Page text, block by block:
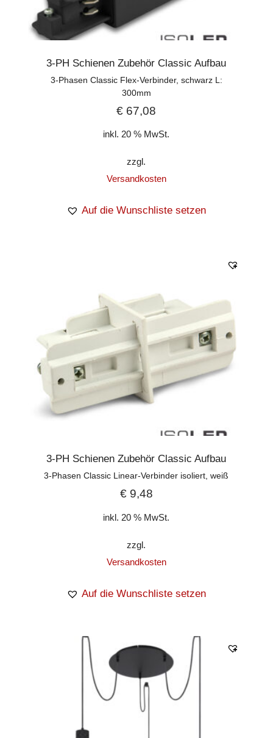
3-PH Schienen Zubehör Classic Aufbau
3-Phasen Classic Flex-Verbinder, schwarz L:
300mm
€ 67,08
inkl. 20 % MwSt.
zzgl.
Versandkosten
Auf die Wunschliste setzen
3-PH Schienen Zubehör Classic Aufbau
3-Phasen Classic Linear-Verbinder isoliert, weiß
€9,48
inkl. 20 % MwSt.
zzgl.
Versandkosten
Auf die Wunschliste setzen